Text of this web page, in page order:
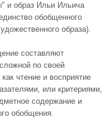
и образ Ильи Ильича
обобщенного
образа).
составляют
по своей
чтение и восприятие
или критериями,
содержание и
обобщения.